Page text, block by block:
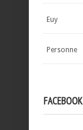
Euy
Personne
FACEBOOK